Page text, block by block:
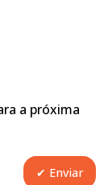
a próxima